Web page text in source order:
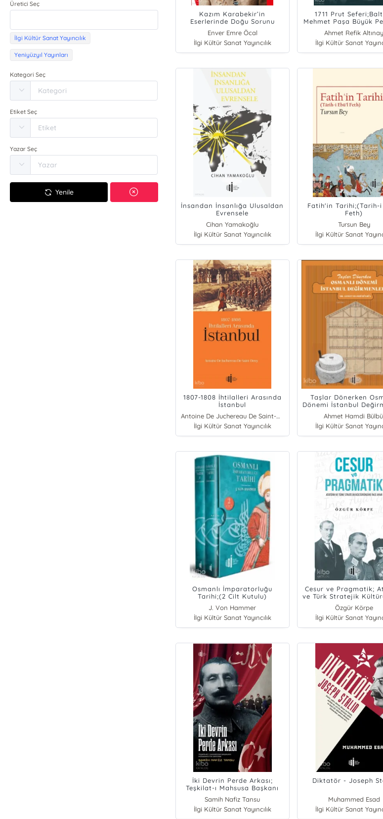
Üretici Seç
İlgi Kültür Sanat Yayıncılık
Yeniyüzyıl Yayınları
Kategori Seç
Etiket Seç
Yazar Seç
Yenile
Kazım Karabekir’in
Eserlerinde Doğu Sorunu
Enver Emre Öcal
İlgi Kültür Sanat Yayıncılık
1711 Prut
Mehmet Paşa Büyük
Karşı
Ahmet Refik Altınay
İlgi Kültür Sanat
İnsandan İnsanlığa Ulusaldan
Evrensele
Cihan Yamakoğlu
İlgi Kültür Sanat Yayıncılık
Fatih'in Tarihi;(Tarih-i
Feth)
Tursun Bey
İlgi Kültür Sanat
1807-1808 İhtilalleri Arasında
İstanbul
Antoine De Juchereau De Saint-Denys
İlgi Kültür Sanat Yayıncılık
Taşlar Dönerken
Dönemi İstanbul
Ahmet Hamdi
İlgi Kültür Sanat
Osmanlı İmparatorluğu
Tarihi;(2 Cilt Kutulu)
J. Von Hammer
İlgi Kültür Sanat Yayıncılık
Cesur ve Pragmatik;
ve Türk Stratejik
İnce Ayar
Özgür Körpe
İlgi Kültür Sanat
İki Devrin Perde Arkası;
Teşkilat-ı Mahsusa Başkanı
Hüsamettin Ertürk
Samih Nafiz Tansu
İlgi Kültür Sanat Yayıncılık
Diktatör - Joseph
Muhammed Esad
İlgi Kültür Sanat